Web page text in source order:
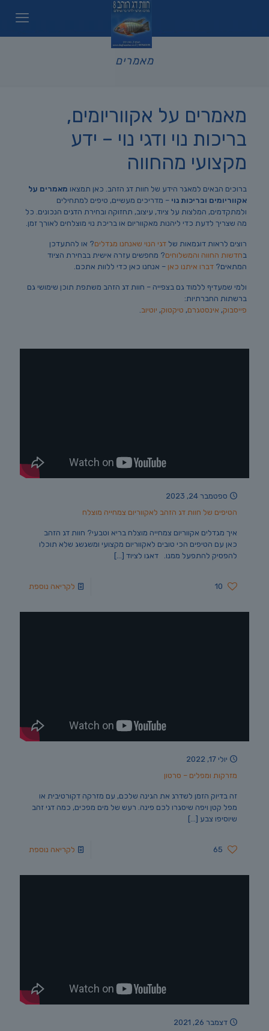
מאמרים
מאמרים על אקווריומים,
בריכות נוי ודגי נוי – ידע
מקצועי מהחווה
ברוכים הבאים למאגר הידע של חוות דג הזהב. כאן תמצאו מאמרים על
אקווריומים ובריכות נוי – מדריכים מעשיים, טיפים למתחילים
ולמתקדמים, המלצות על ציוד, עיצוב, תחזוקה ובחירת הדגים הנכונים. כל
מה שצריך לדעת כדי ליהנות מאקווריום או בריכת נוי מוצלחים לאורך זמן.
רוצים לראות דוגמאות של דגי הנוי שאנחנו מגדלים? או להתעדכן
בחדשות החווה והמשלוחים? מחפשים עזרה אישית בבחירת הציוד
המתאים? דברו איתנו כאן – אנחנו כאן כדי ללוות אתכם.
ולמי שמעדיף ללמוד גם בצפייה – חוות דג הזהב משתפת תוכן שימושי גם
ברשתות החברתיות:
פייסבוק, אינסטגרם, טיקטוק, יוטיוב.
ספטמבר 24, 2023
הטיפים של חוות דג הזהב לאקווריום צמחייה מוצלח
איך מגדלים אקווריום צמחייה מוצלח בריא וטבעי? חוות דג הזהב
כאן עם הטיפים הכי טובים לאקווריום מקצועי ומשגשג שלא תוכלו
להפסיק להתפעל ממנו. דאגו לציוד […]
10 לקריאה נוספת
יולי 17, 2022
מזרקות ומפלים – סרטון
זה בדיוק הזמן לשדרג את הגינה שלכם, עם מזרקה דקורטיבית או
מפל קטן ויפה שיסגרו לכם פינה. רעש של מים מפכים, כמה דגי זהב
שיוסיפו צבע […]
65 לקריאה נוספת
דצמבר 26, 2021